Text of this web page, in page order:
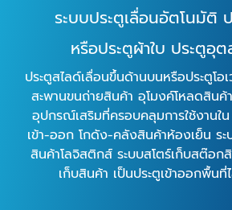
ระบบประตูเลื่อนอัตโนมัติ
หรือประตูผ้าใบ ประตูอุ
ประตูสไลด์เลื่อนขึ้นด้านบนหรือประตูโอ
สะพานขนถ่ายสินค้า อุโมงค์โหลดสินค้
อุปกรณ์เสริมที่ครอบคลุมการใช้งานใ
เข้า-ออก โกดัง-คลังสินค้าห้องเย็น ร
สินค้าโลจิสติกส์ ระบบสโตร์เก็บสต๊อก
เก็บสินค้า เป็นประตูเข้าออกพื้น